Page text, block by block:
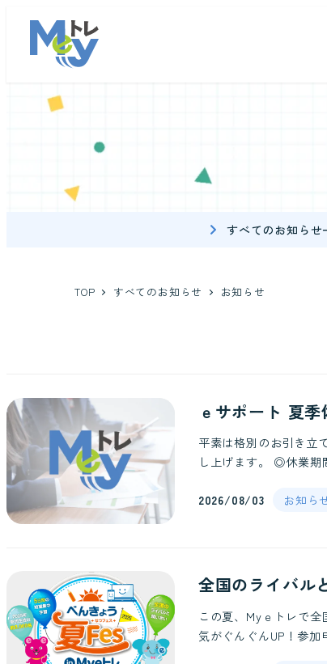
すべてのお知らせ
TOP すべてのお知らせ お知らせ
ｅサポート 夏
平素は格別のお引き立
し上げます。 ◎休業期
2026/08/03 お知ら
全国のライバル
この夏、Myｅトレで
気がぐんぐんUP！参加